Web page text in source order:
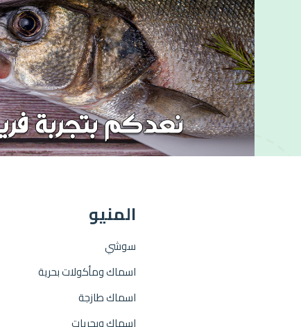
المنيو
سوشي
اسماك ومأكولات بحرية
اسماك طازجة